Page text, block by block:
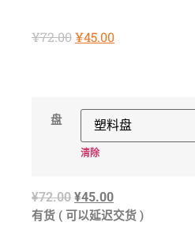
¥72.00¥45.00
盘
清除
¥72.00 ¥45.00
有货 ( 可以延迟交货 )